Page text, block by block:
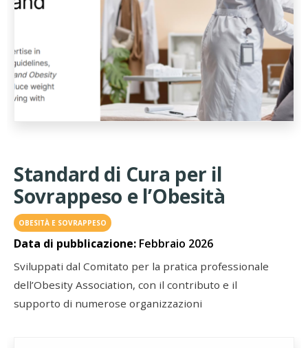
Standard di Cura per il
Sovrappeso e l’Obesità
OBESITÀ E SOVRAPPESO
Data di pubblicazione: Febbraio 2026
Sviluppati dal Comitato per la pratica professionale
dell’Obesity Association, con il contributo e il
supporto di numerose organizzazioni